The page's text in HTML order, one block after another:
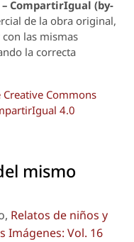
CompartirIgual (by-
de la obra original,
las mismas
la correcta
Creative Commons
4.0
mismo
Relatos de niños y
Imágenes: Vol. 16